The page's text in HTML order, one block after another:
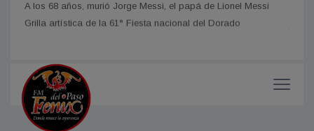
A los 68 años, murió Jorge Messi, el papá de Lionel Messi